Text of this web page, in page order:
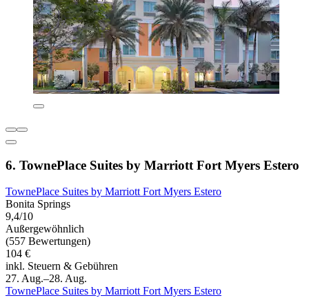
6. TownePlace Suites by Marriott Fort Myers Estero
TownePlace Suites by Marriott Fort Myers Estero
Bonita Springs
9,4/10
Außergewöhnlich
(557 Bewertungen)
104 €
inkl. Steuern & Gebühren
27. Aug.–28. Aug.
TownePlace Suites by Marriott Fort Myers Estero